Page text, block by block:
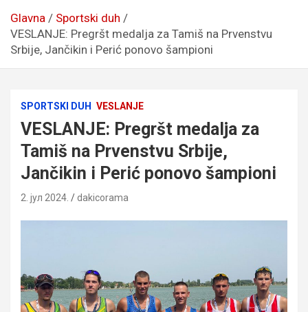
Glavna
Sportski duh
VESLANJE: Pregršt medalja za Tamiš na Prvenstvu
Srbije, Jančikin i Perić ponovo šampioni
SPORTSKI DUH VESLANJE
VESLANJE: Pregršt medalja za
Tamiš na Prvenstvu Srbije,
Jančikin i Perić ponovo šampioni
2. јул 2024. dakicorama